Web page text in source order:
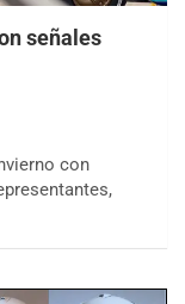
señales
con